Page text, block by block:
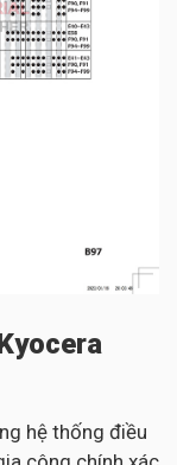
hệ thống điều